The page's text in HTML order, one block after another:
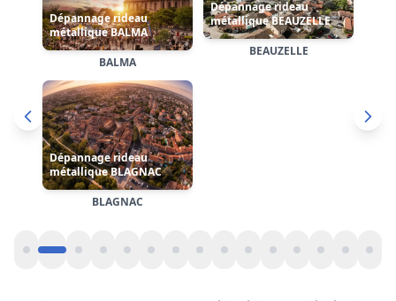
CASTELGINEST
Cliquez sur une carte pour accéder à la page dédiée de
l'arrondissement